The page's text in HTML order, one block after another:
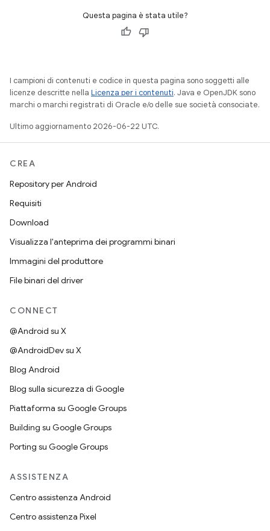
Questa pagina è stata utile?
I campioni di contenuti e codice in questa pagina sono soggetti alle
licenze descritte nella Licenza per i contenuti. Java e OpenJDK sono
marchi o marchi registrati di Oracle e/o delle sue società consociate.
Ultimo aggiornamento 2026-06-22 UTC.
CREA
Repository per Android
Requisiti
Download
Visualizza l'anteprima dei programmi binari
Immagini del produttore
File binari del driver
CONNECT
@Android su X
@AndroidDev su X
Blog Android
Blog sulla sicurezza di Google
Piattaforma su Google Groups
Building su Google Groups
Porting su Google Groups
ASSISTENZA
Centro assistenza Android
Centro assistenza Pixel